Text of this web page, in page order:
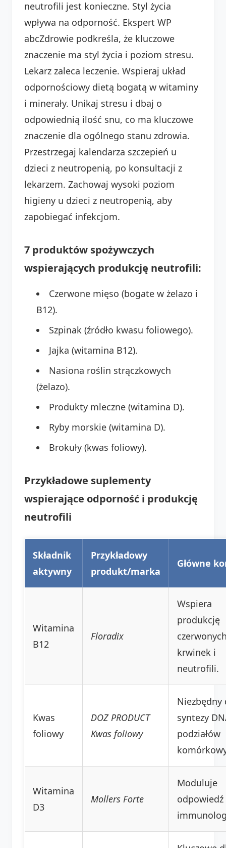
neutrofili jest konieczne. Styl życia
wpływa na odporność. Ekspert WP
abcZdrowie podkreśla, że kluczowe
znaczenie ma styl życia i poziom stresu.
Lekarz zaleca leczenie. Wspieraj układ
odpornościowy dietą bogatą w witaminy
i minerały. Unikaj stresu i dbaj o
odpowiednią ilość snu, co ma kluczowe
znaczenie dla ogólnego stanu zdrowia.
Przestrzegaj kalendarza szczepień u
dzieci z neutropenią, po konsultacji z
lekarzem. Zachowaj wysoki poziom
higieny u dzieci z neutropenią, aby
zapobiegać infekcjom.
7 produktów spożywczych
wspierających produkcję neutrofili:
Czerwone mięso (bogate w żelazo i
B12).
Szpinak (źródło kwasu foliowego).
Jajka (witamina B12).
Nasiona roślin strączkowych
(żelazo).
Produkty mleczne (witamina D).
Ryby morskie (witamina D).
Brokuły (kwas foliowy).
Przykładowe suplementy
wspierające odporność i produkcję
neutrofili
Składnik
aktywny
Przykładowy
produkt/marka
Główne
Witamina
B12
Floradix
Wspiera
produkcję
krwinek i
neutrofili.
Kwas
foliowy
DOZ PRODUCT
Kwas foliowy
Niezbędny
syntezy
podziałów
Witamina
D3
Mollers Forte
Moduluje
odpowiedź